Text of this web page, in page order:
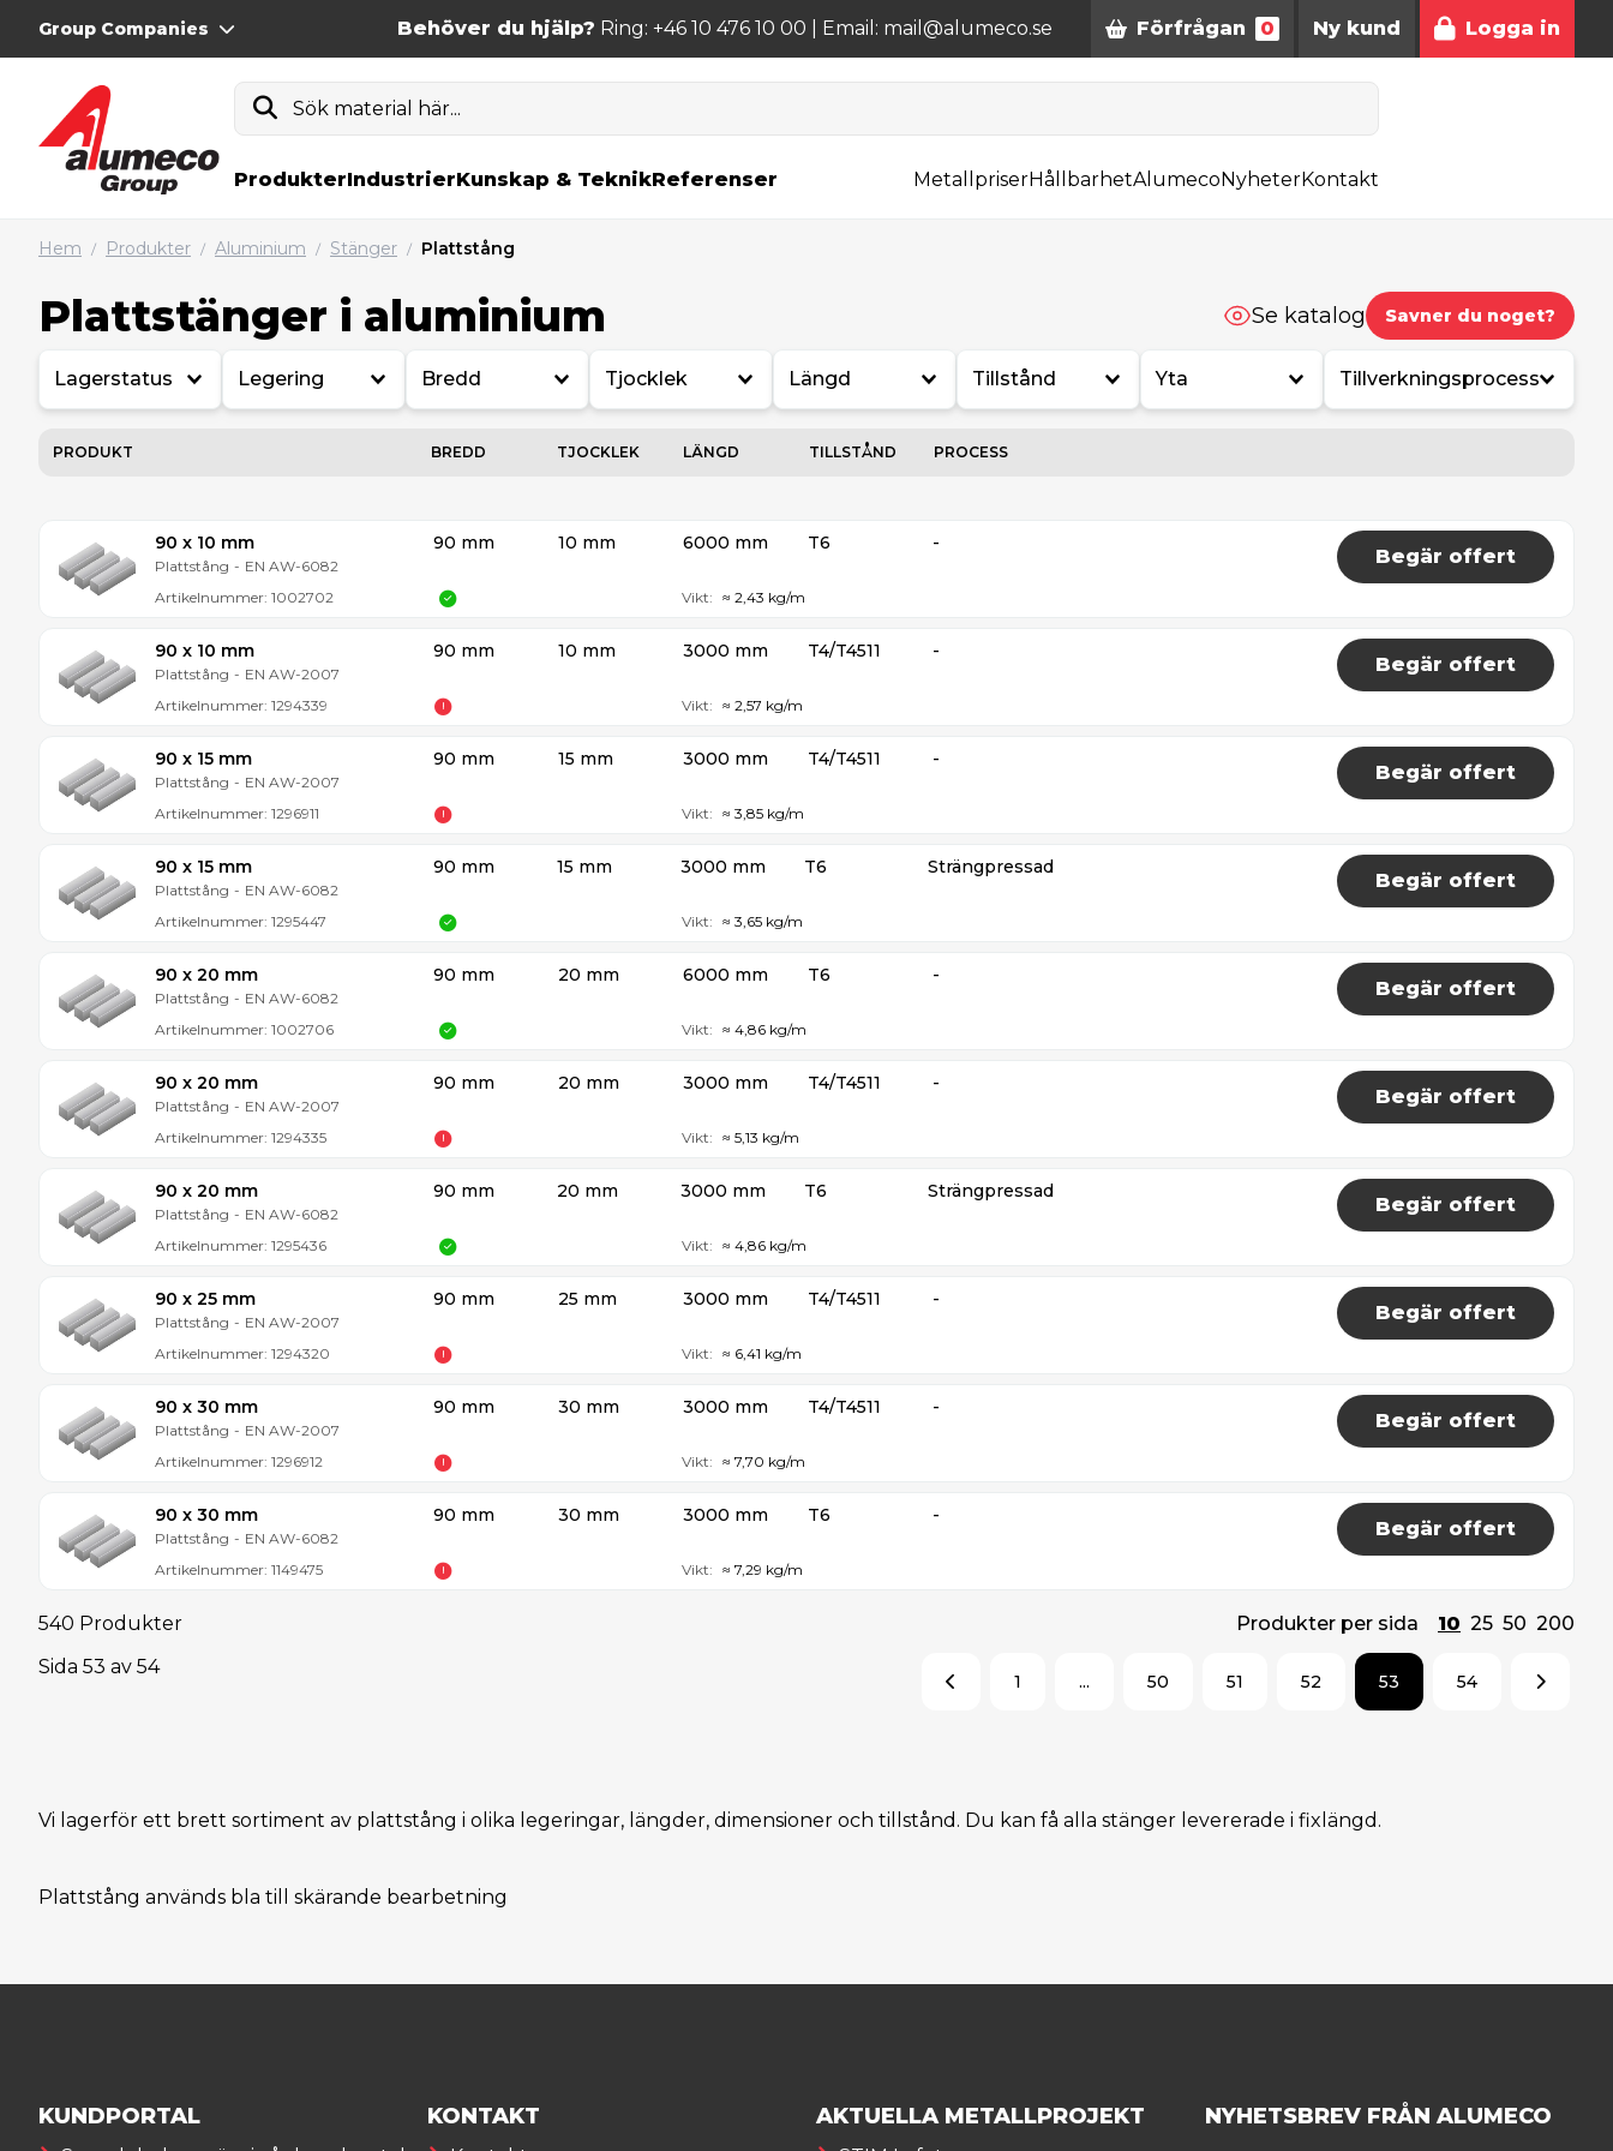
Group Companies Behöver du hjälp? Ring: +46 10 476 10 00 | Email: mail@alumeco.se Förfrågan 0 Ny kund Logga in
Sök material här...
ProdukterIndustrierKunskap & TeknikReferenser MetallpriserHållbarhetAlumecoNyheterKontakt
Hem / Produkter / Aluminium / Stänger / Plattstång
Plattstänger i aluminium Se katalog Savner du noget?
Lagerstatus Legering Bredd Tjocklek Längd Tillstånd Yta Tillverkningsprocess
PRODUKT BREDD TJOCKLEK LÄNGD TILLSTÅND PROCESS
90 x 10 mm
Plattstång - EN AW-6082
Artikelnummer: 1002702
90 mm 10 mm 6000 mm T6 -
Begär offert
Vikt: ≈ 2,43 kg/m
90 x 10 mm
Plattstång - EN AW-2007
Artikelnummer: 1294339
90 mm 10 mm 3000 mm T4/T4511 -
Begär offert
Vikt: ≈ 2,57 kg/m
90 x 15 mm
Plattstång - EN AW-2007
Artikelnummer: 1296911
90 mm 15 mm 3000 mm T4/T4511 -
Begär offert
Vikt: ≈ 3,85 kg/m
90 x 15 mm
Plattstång - EN AW-6082
Artikelnummer: 1295447
90 mm 15 mm 3000 mm T6 Strängpressad
Begär offert
Vikt: ≈ 3,65 kg/m
90 x 20 mm
Plattstång - EN AW-6082
Artikelnummer: 1002706
90 mm 20 mm 6000 mm T6 -
Begär offert
Vikt: ≈ 4,86 kg/m
90 x 20 mm
Plattstång - EN AW-2007
Artikelnummer: 1294335
90 mm 20 mm 3000 mm T4/T4511 -
Begär offert
Vikt: ≈ 5,13 kg/m
90 x 20 mm
Plattstång - EN AW-6082
Artikelnummer: 1295436
90 mm 20 mm 3000 mm T6 Strängpressad
Begär offert
Vikt: ≈ 4,86 kg/m
90 x 25 mm
Plattstång - EN AW-2007
Artikelnummer: 1294320
90 mm 25 mm 3000 mm T4/T4511 -
Begär offert
Vikt: ≈ 6,41 kg/m
90 x 30 mm
Plattstång - EN AW-2007
Artikelnummer: 1296912
90 mm 30 mm 3000 mm T4/T4511 -
Begär offert
Vikt: ≈ 7,70 kg/m
90 x 30 mm
Plattstång - EN AW-6082
Artikelnummer: 1149475
90 mm 30 mm 3000 mm T6 -
Begär offert
Vikt: ≈ 7,29 kg/m
540 Produkter Produkter per sida 10 25 50 200
Sida 53 av 54
1 ... 50 51 52 53 54
Vi lagerför ett brett sortiment av plattstång i olika legeringar, längder, dimensioner och tillstånd. Du kan få alla stänger levererade i fixlängd.
Plattstång används bla till skärande bearbetning
KUNDPORTAL KONTAKT AKTUELLA METALLPROJEKT NYHETSBREV FRÅN ALUMECO